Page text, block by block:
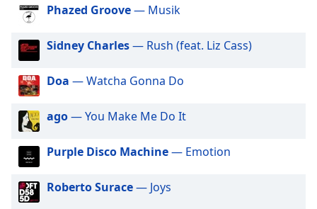
dialog
window.
Escape
and
close
window.
Text
Color
Rádio Master Vision Reggae Master
Rádio Master Vision Bossa Nova & MPB
Rádio Master Vision Comics
Rádio Master Vision Rock and Roll
Rádio Master Vision Dance Mix
Rádio Master Vision Mister Sam
Phazed Groove— Musik
Sidney Charles— Rush (feat. Liz Cass)
Doa — Watcha Gonna Do
ago— You Make Me Do It
Purple Disco Machine— Emotion
Roberto Surace— Joys